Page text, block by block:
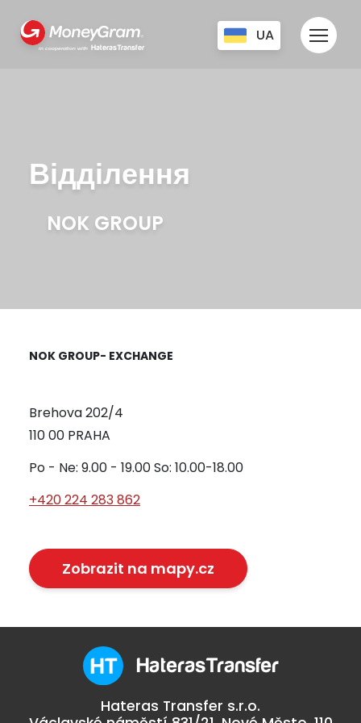
in cooperation with HaterasTransfer
UA
Відділення
NOK GROUP
NOK GROUP- EXCHANGE
Brehova 202/4
110 00 PRAHA
Po - Ne: 9.00 - 19.00 So: 10.00-18.00
+420 224 283 862
Zobrazit na mapy.cz
HaterasTransfer
Hateras Transfer s.r.o.